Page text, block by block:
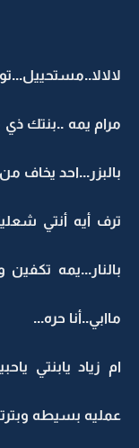
مرام يمه ..بنتك
بالبزر...احد
ترف أيه أنتي
بالنار...يمه
ماابي..أنا حره...
ام زياد يابنتي
عمليه بسيطه